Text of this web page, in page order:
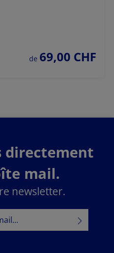
prix régulier :
de 69,00 CHF
directement
mail.
newsletter.